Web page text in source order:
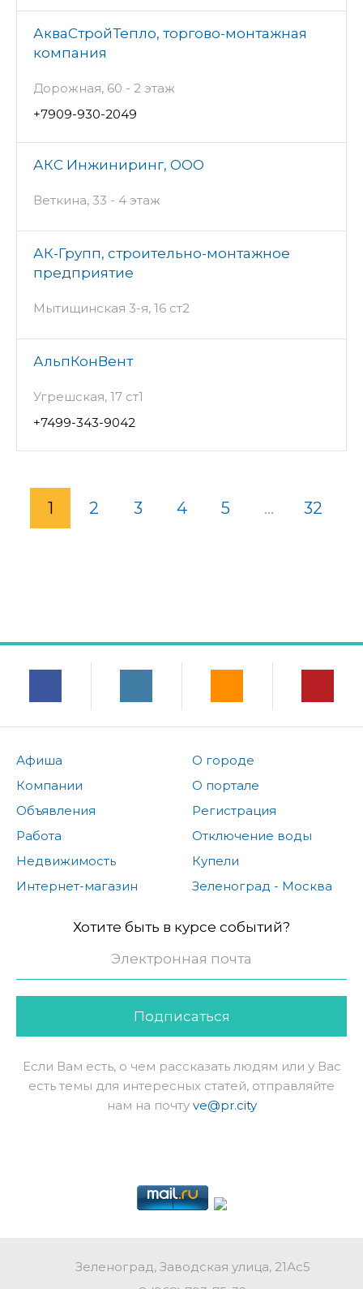
АкваСтройТепло, торгово-монтажная
компания
Дорожная, 60 - 2 этаж
+7909-930-2049
АКС Инжиниринг, ООО
Веткина, 33 - 4 этаж
АК-Групп, строительно-монтажное
предприятие
Мытищинская 3-я, 16 ст2
АльпКонВент
Угрешская, 17 ст1
+7499-343-9042
1 2 3 4 5 ... 32
Афиша
Компании
Объявления
Работа
Недвижимость
Интернет-магазин
О городе
О портале
Регистрация
Отключение воды
Купели
Зеленоград - Москва
Хотите быть в курсе событий?
Подписаться
Если Вам есть, о чем рассказать людям или у Вас
есть темы для интересных статей, отправляйте
нам на почту ve@pr.city
Зеленоград, Заводская улица, 21Ас5